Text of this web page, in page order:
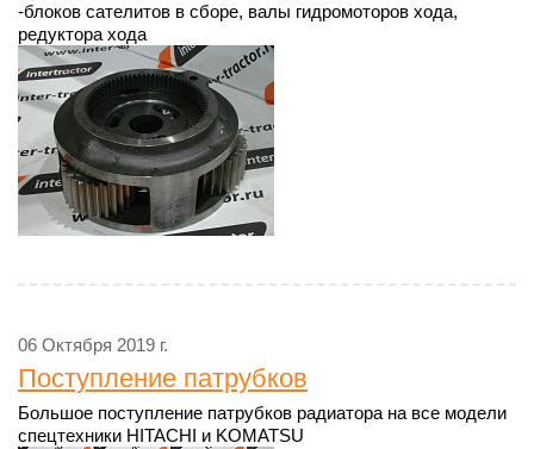
-блоков сателитов в сборе, валы гидромоторов хода,
редуктора хода
06 Октября 2019 г.
Поступление патрубков
Большое поступление патрубков радиатора на все модели
спецтехники HITACHI и KOMATSU